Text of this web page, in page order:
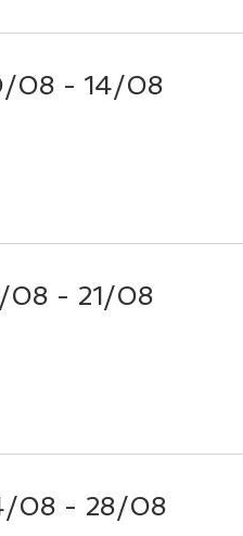
08 - 14/08
08 - 21/08
08 - 28/08